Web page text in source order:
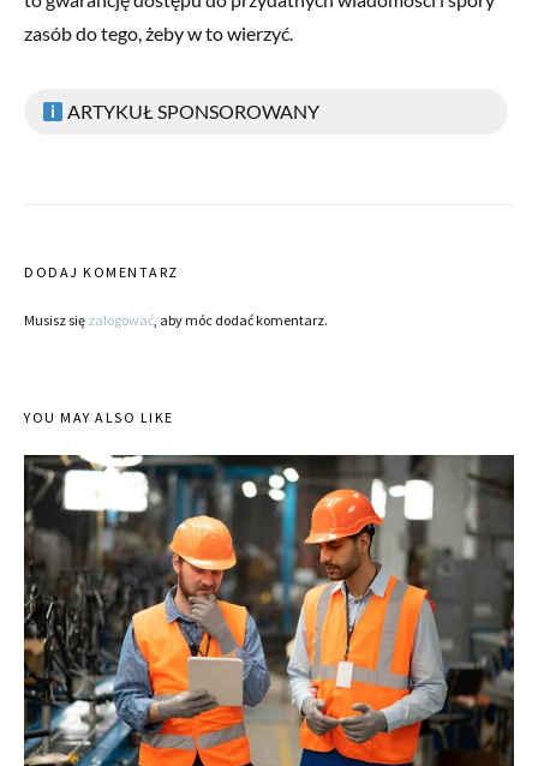
zasób do tego, żeby w to wierzyć.
ARTYKUŁ SPONSOROWANY
DODAJ KOMENTARZ
Musisz się zalogować, aby móc dodać komentarz.
YOU MAY ALSO LIKE